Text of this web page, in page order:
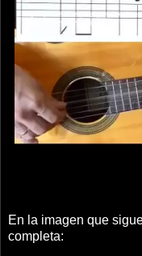
En la imagen que
completa: